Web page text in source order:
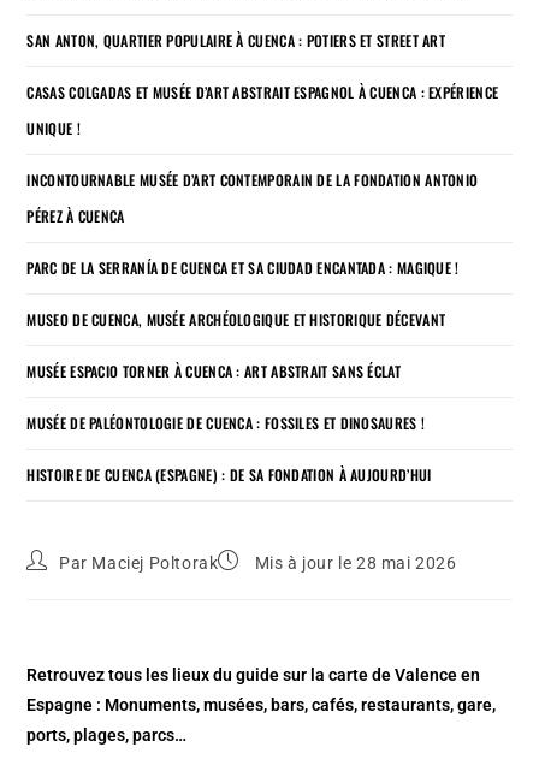
SAN ANTON, QUARTIER POPULAIRE À CUENCA : POTIERS ET STREET ART
CASAS COLGADAS ET MUSÉE D’ART ABSTRAIT ESPAGNOL À CUENCA : EXPÉRIENCE
UNIQUE !
INCONTOURNABLE MUSÉE D’ART CONTEMPORAIN DE LA FONDATION ANTONIO
PÉREZ À CUENCA
PARC DE LA SERRANÍA DE CUENCA ET SA CIUDAD ENCANTADA : MAGIQUE !
MUSEO DE CUENCA, MUSÉE ARCHÉOLOGIQUE ET HISTORIQUE DÉCEVANT
MUSÉE ESPACIO TORNER À CUENCA : ART ABSTRAIT SANS ÉCLAT
MUSÉE DE PALÉONTOLOGIE DE CUENCA : FOSSILES ET DINOSAURES !
HISTOIRE DE CUENCA (ESPAGNE) : DE SA FONDATION À AUJOURD’HUI
Par Maciej Poltorak Mis à jour le 28 mai 2026
Retrouvez tous les lieux du guide sur la carte de Valence en
Espagne : Monuments, musées, bars, cafés, restaurants, gare,
ports, plages, parcs…